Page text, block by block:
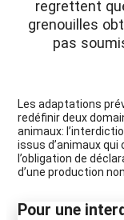
regrettent
grenouilles
pas
Les adaptations
redéfinir deux
animaux:
issus d’animaux
l’obligation de
d’une production
Pour une